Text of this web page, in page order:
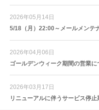
2026年05月14日
5/18（月）22:00～メールメンテ
2026年04月06日
ゴールデンウィーク期間の営業に
2026年03月17日
リニューアルに伴うサービス停